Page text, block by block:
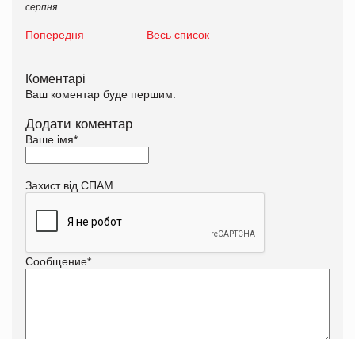
серпня
Попередня Весь список
Коментарі
Ваш коментар буде першим.
Додати коментар
Ваше імя*
Захист від СПАМ
Сообщение*